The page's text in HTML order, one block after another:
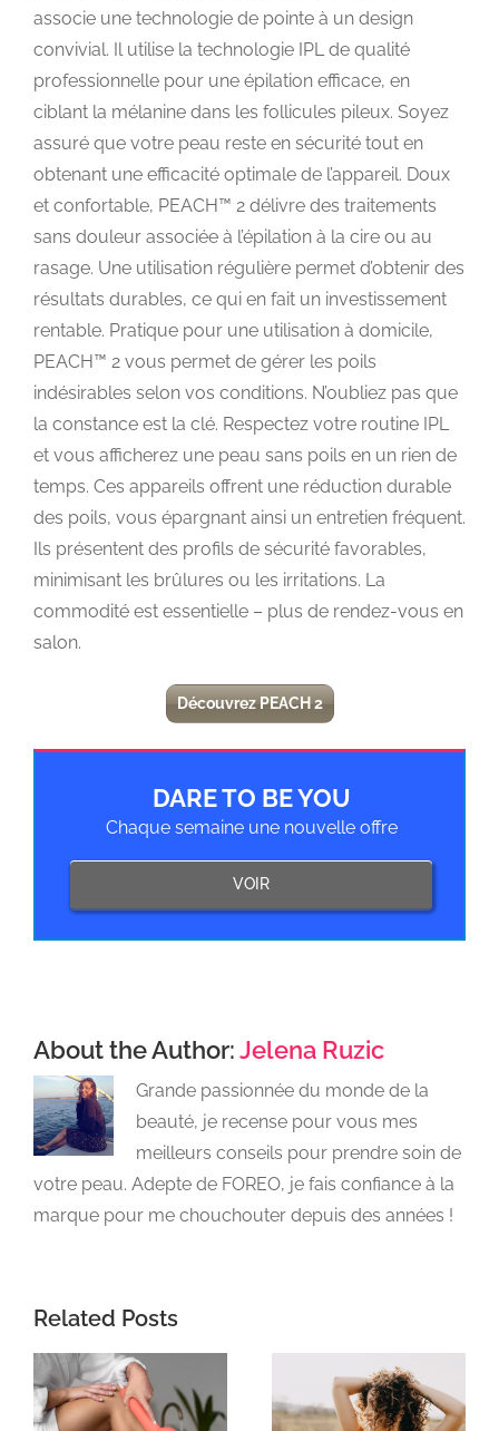
associe une technologie de pointe à un design
convivial. Il utilise la technologie IPL de qualité
professionnelle pour une épilation efficace, en
ciblant la mélanine dans les follicules pileux. Soyez
assuré que votre peau reste en sécurité tout en
obtenant une efficacité optimale de l’appareil. Doux
et confortable, PEACH™ 2 délivre des traitements
sans douleur associée à l’épilation à la cire ou au
rasage. Une utilisation régulière permet d’obtenir des
résultats durables, ce qui en fait un investissement
rentable. Pratique pour une utilisation à domicile,
PEACH™ 2 vous permet de gérer les poils
indésirables selon vos conditions. N’oubliez pas que
la constance est la clé. Respectez votre routine IPL
et vous afficherez une peau sans poils en un rien de
temps. Ces appareils offrent une réduction durable
des poils, vous épargnant ainsi un entretien fréquent.
Ils présentent des profils de sécurité favorables,
minimisant les brûlures ou les irritations. La
commodité est essentielle – plus de rendez-vous en
salon.
Découvrez PEACH 2
DARE TO BE YOU
Chaque semaine une nouvelle offre
VOIR
About the Author:Jelena Ruzic
Grande passionnée du monde de la
beauté, je recense pour vous mes
meilleurs conseils pour prendre soin de
votre peau. Adepte de FOREO, je fais confiance à la
marque pour me chouchouter depuis des années !
Related Posts